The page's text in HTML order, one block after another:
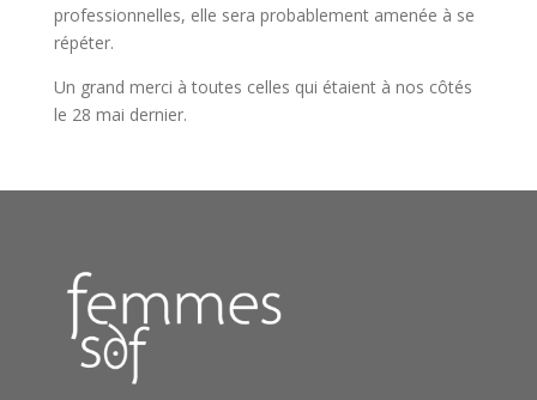
professionnelles, elle sera probablement amenée à se
répéter.
Un grand merci à toutes celles qui étaient à nos côtés
le 28 mai dernier.